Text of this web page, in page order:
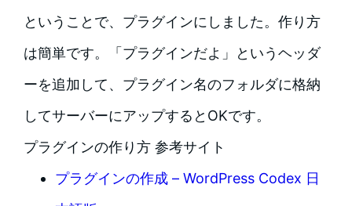
ということで、プラグインにしました。作り方
は簡単です。「プラグインだよ」というヘッダ
ーを追加して、プラグイン名のフォルダに格納
してサーバーにアップするとOKです。
プラグインの作り方 参考サイト
プラグインの作成 – WordPress Codex 日